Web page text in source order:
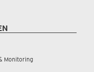
Monitoring